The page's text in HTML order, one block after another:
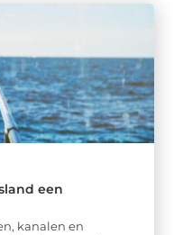
een
kanalen en